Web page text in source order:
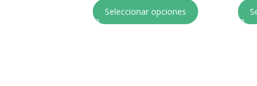
Seleccionar opciones